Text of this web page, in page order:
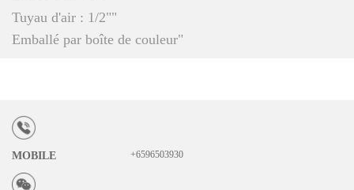
Tuyau d'air : 1/2""
Emballé par boîte de couleur"
MOBILE +6596503930